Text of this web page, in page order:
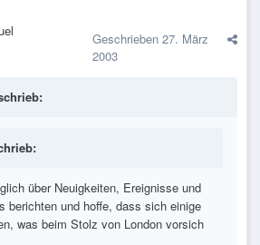
Geschrieben 27. März
2003
über Neuigkeiten, Ereignisse und
berichten und hoffe, dass sich einige
was beim Stolz von London vorsich